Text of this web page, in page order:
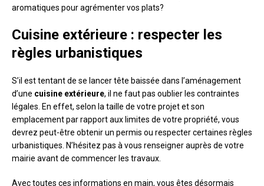
aromatiques pour agrémenter vos plats?
Cuisine extérieure : respecter les
règles urbanistiques
S’il est tentant de se lancer tête baissée dans l’aménagement
d’une cuisine extérieure, il ne faut pas oublier les contraintes
légales. En effet, selon la taille de votre projet et son
emplacement par rapport aux limites de votre propriété, vous
devrez peut-être obtenir un permis ou respecter certaines règles
urbanistiques. N’hésitez pas à vous renseigner auprès de votre
mairie avant de commencer les travaux.
Avec toutes ces informations en main, vous êtes désormais